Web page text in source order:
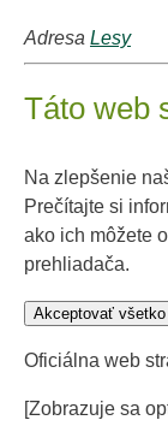
Adresa Lesy
Táto web
Na zlepšenie
Prečítajte si
ako ich môžete
prehliadača.
Akceptovať všetko
Oficiálna web
[Zobrazuje sa